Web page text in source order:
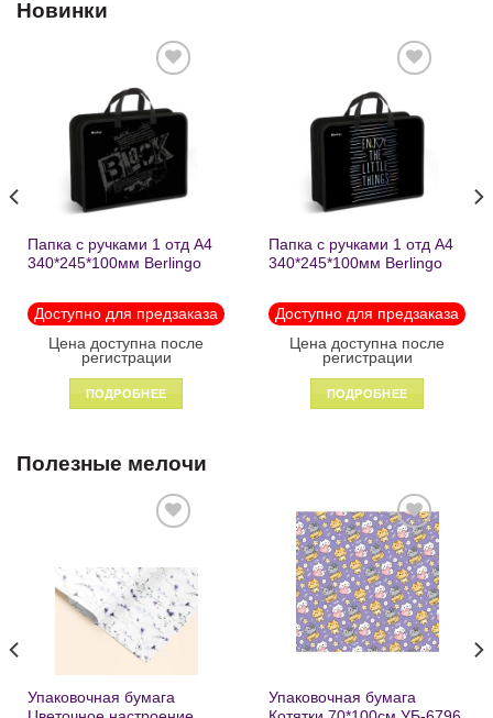
Новинки
Добавить
в список
желаний
Папка с ручками 1 отд А4
340*245*100мм Berlingo
молнии1246
Доступно для предзаказа
Цена доступна после
регистрации
ПОДРОБНЕЕ
Добавить
в список
желаний
Папка с ручками 1 отд А4
340*245*100мм Berlingo
пластик на молнии 1215
Доступно для предзаказа
Цена доступна после
регистрации
ПОДРОБНЕЕ
Полезные мелочи
желаний
Упаковочная бумага
Добавить
в список
желаний
Упаковочная бумага